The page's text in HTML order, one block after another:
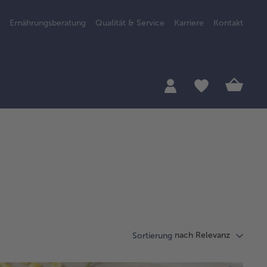
Ernährungsberatung Qualität & Service Karriere Kontakt
Sortierung nach Relevanz